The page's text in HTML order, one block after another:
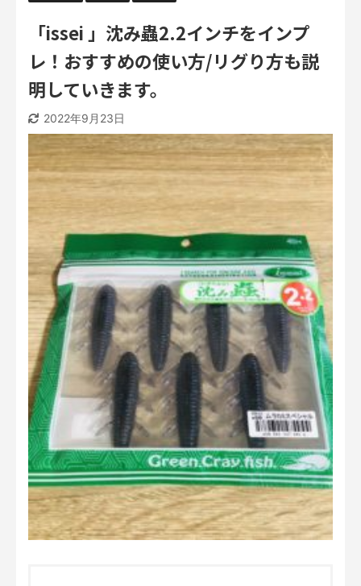
「issei 」沈み蟲2.2インチをインプ
レ！おすすめの使い方/リグり方も説
明していきます。
2022年9月23日